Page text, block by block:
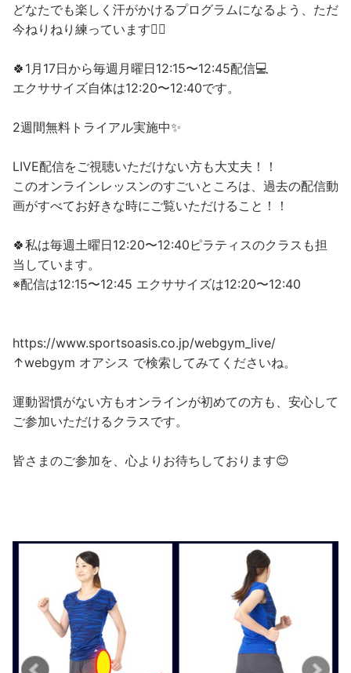
どなたでも楽しく汗がかけるプログラムになるよう、ただ
今ねりねり練っています❤️‍🔥
🍀1月17日から毎週月曜日12:15〜12:45配信💻
エクササイズ自体は12:20〜12:40です。
2週間無料トライアル実施中✨
LIVE配信をご視聴いただけない方も大丈夫！！
このオンラインレッスンのすごいところは、過去の配信動
画がすべてお好きな時にご覧いただけること！！
🍀私は毎週土曜日12:20〜12:40ピラティスのクラスも担
当しています。
※配信は12:15〜12:45 エクササイズは12:20〜12:40
https://www.sportsoasis.co.jp/webgym_live/
↑webgym オアシス で検索してみてくださいね。
運動習慣がない方もオンラインが初めての方も、安心して
ご参加いただけるクラスです。
皆さまのご参加を、心よりお待ちしております😊